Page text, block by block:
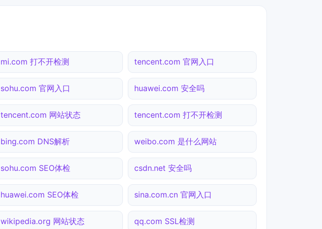
mi.com 打不开检测 tencent.com 官网入口
sohu.com 官网入口 huawei.com 安全吗
tencent.com 网站状态 tencent.com 打不开检测
bing.com DNS解析 weibo.com 是什么网站
sohu.com SEO体检 csdn.net 安全吗
huawei.com SEO体检 sina.com.cn 官网入口
wikipedia.org 网站状态 qq.com SSL检测